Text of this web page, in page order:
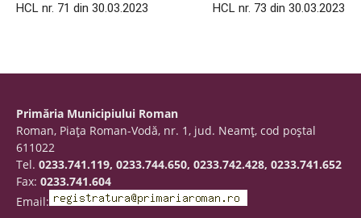
HCL nr. 71 din 30.03.2023 HCL nr. 73 din 30.03.2023
Primăria Municipiului Roman
Roman, Piaţa Roman-Vodă, nr. 1, jud. Neamţ, cod poştal
611022
Tel. 0233.741.119, 0233.744.650, 0233.742.428, 0233.741.652
Fax: 0233.741.604
Email: